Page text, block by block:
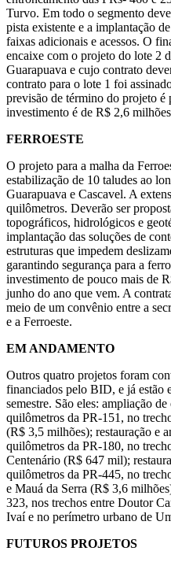
Turvo. Em todo o segmento
pista existente e a implantação
faixas adicionais e acessos. O
encaixe com o projeto do lote 2
Guarapuava e cujo contrato
contrato para o lote 1 foi
previsão de término do projeto é
investimento é de R$ 2,6
FERROESTE
O projeto para a malha da
estabilização de 10 taludes ao
Guarapuava e Cascavel. A
quilômetros. Deverão ser
topográficos, hidrológicos e
implantação das soluções de
estruturas que impedem
garantindo segurança para a
investimento de pouco mais de
junho do ano que vem. A
meio de um convênio entre a
e a Ferroeste.
EM ANDAMENTO
Outros quatro projetos foram
financiados pelo BID, e já estão
semestre. São eles: ampliação
quilômetros da PR-151, no
(R$ 3,5 milhões); restauração e
quilômetros da PR-180, no
Centenário (R$ 647 mil);
quilômetros da PR-445, no
e Mauá da Serra (R$ 3,6
323, nos trechos entre Doutor
Ivaí e no perímetro urbano de
FUTUROS PROJETOS